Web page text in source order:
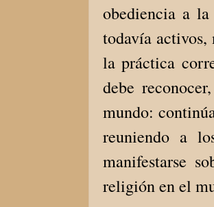
obediencia a la
todavía activos,
la práctica
debe
mundo:
reuniendo a
manifestarse
religión en el